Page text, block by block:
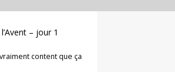
– jour 1
content que ça